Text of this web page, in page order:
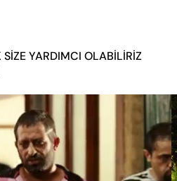
YARDIMCI OLABİLİRİZ